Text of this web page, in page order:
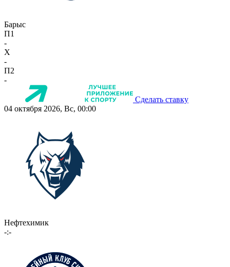
Барыс
П1
-
X
-
П2
-
Сделать ставку
04 октября 2026, Вс, 00:00
Нефтехимик
-:-